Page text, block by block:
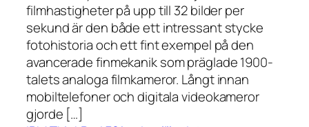
filmhastigheter på upp till 32 bilder per
sekund är den både ett intressant stycke
fotohistoria och ett fint exempel på den
avancerade finmekanik som präglade 1900-
talets analoga filmkameror. Långt innan
mobiltelefoner och digitala videokameror
gjorde […]